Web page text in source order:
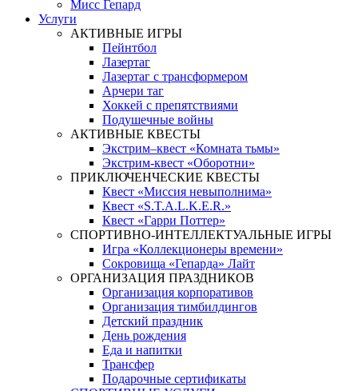
Мисс Гепард
Услуги
АКТИВНЫЕ ИГРЫ
Пейнтбол
Лазертаг
Лазертаг с трансформером
Арчери таг
Хоккей с препятствиями
Подушечные войны
АКТИВНЫЕ КВЕСТЫ
Экстрим–квест «Комната тьмы»
Экстрим-квест «Оборотни»
ПРИКЛЮЧЕНЧЕСКИЕ КВЕСТЫ
Квест «Миссия невыполнима»
Квест «S.T.A.L.K.E.R.»
Квест «Гарри Поттер»
СПОРТИВНО-ИНТЕЛЛЕКТУАЛЬНЫЕ ИГРЫ
Игра «Коллекционеры времени»
Сокровища «Гепарда» Лайт
ОРГАНИЗАЦИЯ ПРАЗДНИКОВ
Организация корпоративов
Организация тимбилдингов
Детский праздник
День рождения
Еда и напитки
Трансфер
Подарочные сертификаты